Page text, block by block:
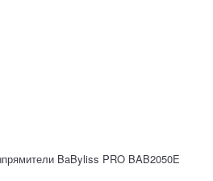
BaByliss PRO BAB2050E